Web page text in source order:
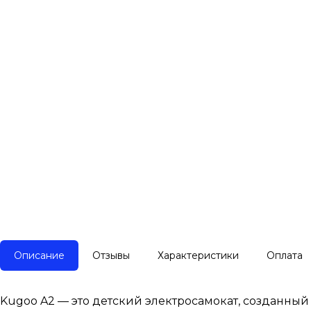
Описание Отзывы Характеристики Оплата
Kugoo A2 — это детский электросамокат,